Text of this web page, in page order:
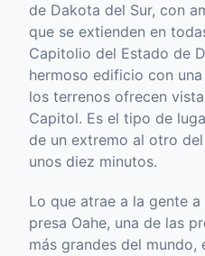
de Dakota del Sur, con
que se extienden en
Capitolio del Estado de
hermoso edificio con
los terrenos ofrecen
Capitol. Es el tipo de
de un extremo al otro
unos diez minutos.
Lo que atrae a la gente
presa Oahe, una de las
más grandes del